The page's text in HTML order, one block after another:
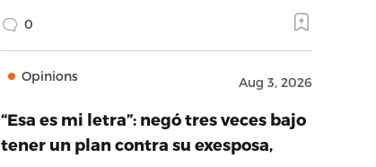
0
Opinions Aug 3, 2026
“Esa es mi letra”: negó tres veces bajo
tener un plan contra su exesposa,